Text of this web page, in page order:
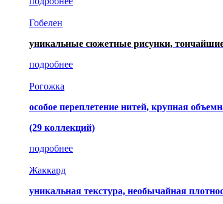
Гобелен
уникальные сюжетные рисунки,
подробнее
Рогожка
особое переплетение нитей, крупная
(29 коллекций)
подробнее
Жаккард
уникальная текстура, необычайная